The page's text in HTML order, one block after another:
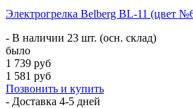
Электрогрелка Belberg BL-11 (цвет
- В наличии 23 шт. (осн. склад)
было
1 739 руб
1 581 руб
Позвонить и купить
- Доставка 4-5 дней